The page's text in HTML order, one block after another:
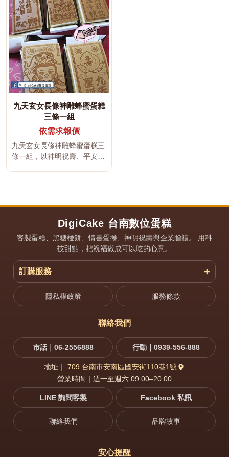
九天玄女長條神雕蜂蜜蛋糕
三條一組
依需求報價
九天玄女長條神雕蜂蜜蛋糕三
條一組，以神明祝壽、平安祈
DigiCake 台南數位蛋糕
客製蛋糕、黑糖椪餅、情書蛋捲、神明祝壽與企業贈禮。 用科
技甜點，把祝福做成可以吃的心意。
訂購服務
隱私權政策 服務條款
聯絡我們
市話｜06-2556888 行動｜0939-556-888
地址｜ 709 台南市安南區國安街110巷1號
營業時間｜週一至週六 09:00–20:00
LINE 詢問客製 Facebook 私訊
聯絡我們 品牌故事
安心提醒